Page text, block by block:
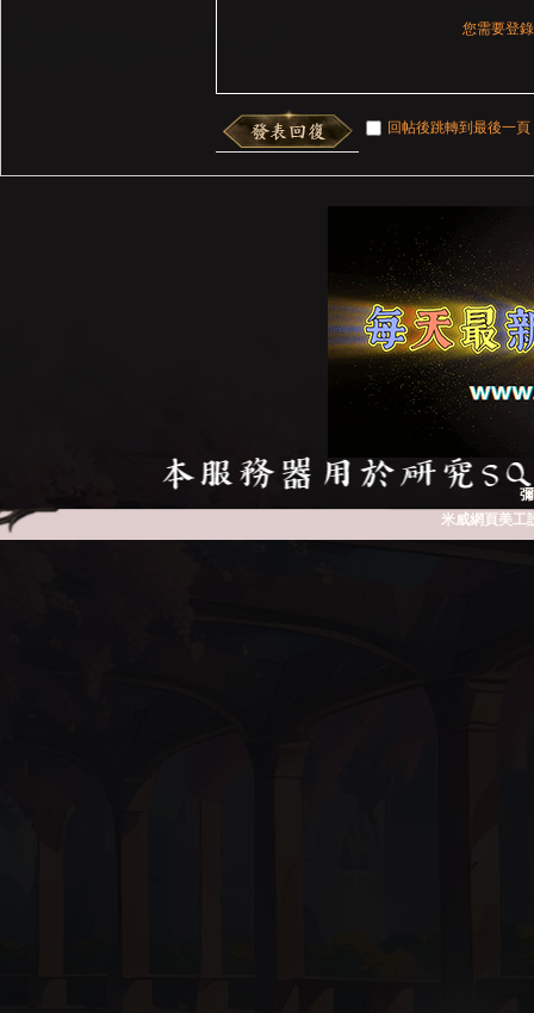
您需要登
回帖後跳轉到最後一頁
米威網頁美工